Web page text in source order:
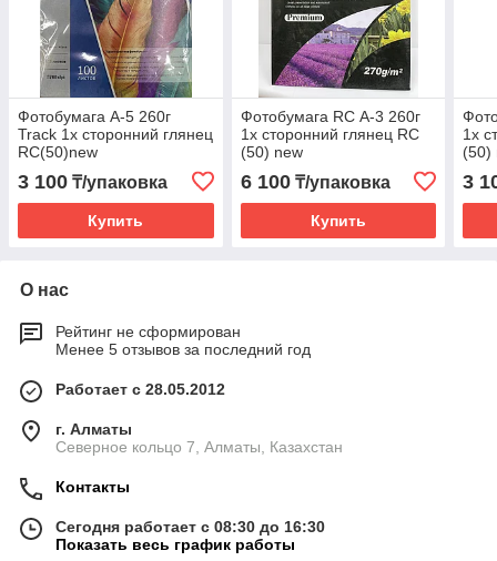
Фотобумага А-5 260г
Track 1х сторонний глянец
RC(50)new
3 100 ₸/упаковка
Купить
Фотобумага RC А-3 260г
1х сторонний глянец RC
(50) new
6 100₸/упаковка
Купить
1х
(50)
3
О нас
Рейтинг не сформирован
Менее 5 отзывов за последний год
Работает с 28.05.2012
г. Алматы
Северное кольцо 7, Алматы, Казахстан
Контакты
Сегодня работает с 08:30 до 16:30
Показать весь график работы